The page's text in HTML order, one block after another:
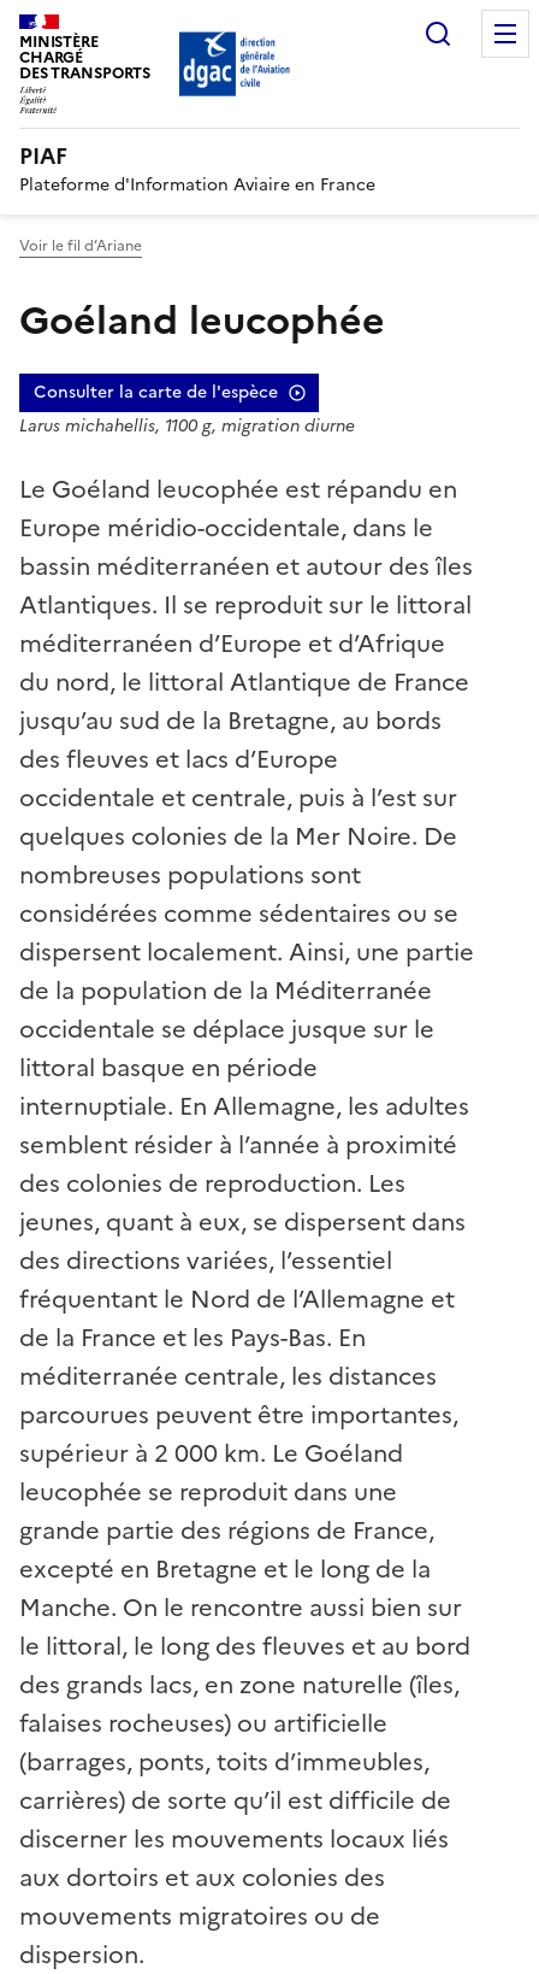
MINISTÈRE
CHARGÉ
DES TRANSPORTS
PIAF
Plateforme d'Information Aviaire en France
Voir le fil d’Ariane
Goéland leucophée
Consulter la carte de l'espèce
Larus michahellis, 1100 g, migration diurne
Le Goéland leucophée est répandu en
Europe méridio-occidentale, dans le
bassin méditerranéen et autour des îles
Atlantiques. Il se reproduit sur le littoral
méditerranéen d’Europe et d’Afrique
du nord, le littoral Atlantique de France
jusqu’au sud de la Bretagne, au bords
des fleuves et lacs d’Europe
occidentale et centrale, puis à l’est sur
quelques colonies de la Mer Noire. De
nombreuses populations sont
considérées comme sédentaires ou se
dispersent localement. Ainsi, une partie
de la population de la Méditerranée
occidentale se déplace jusque sur le
littoral basque en période
internuptiale. En Allemagne, les adultes
semblent résider à l’année à proximité
des colonies de reproduction. Les
jeunes, quant à eux, se dispersent dans
des directions variées, l’essentiel
fréquentant le Nord de l’Allemagne et
de la France et les Pays-Bas. En
méditerranée centrale, les distances
parcourues peuvent être importantes,
supérieur à 2 000 km. Le Goéland
leucophée se reproduit dans une
grande partie des régions de France,
excepté en Bretagne et le long de la
Manche. On le rencontre aussi bien sur
le littoral, le long des fleuves et au bord
des grands lacs, en zone naturelle (îles,
falaises rocheuses) ou artificielle
(barrages, ponts, toits d’immeubles,
carrières) de sorte qu’il est difficile de
discerner les mouvements locaux liés
aux dortoirs et aux colonies des
mouvements migratoires ou de
dispersion.